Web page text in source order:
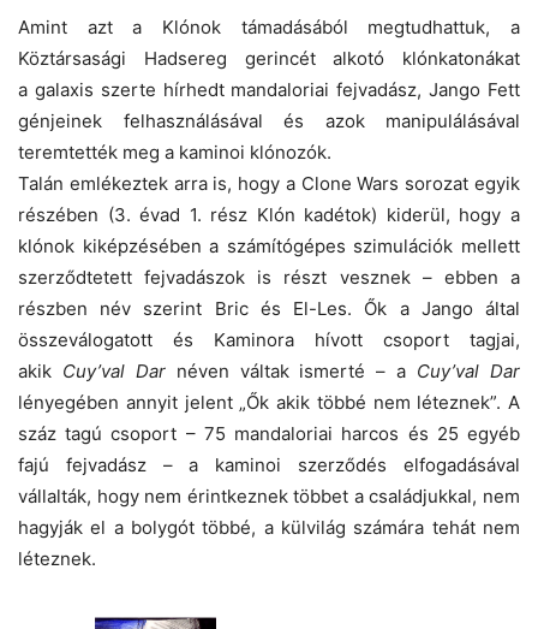
Amint azt a Klónok támadásából megtudhattuk, a
Köztársasági Hadsereg gerincét alkotó klónkatonákat
a galaxis szerte hírhedt mandaloriai fejvadász, Jango Fett
génjeinek felhasználásával és azok manipulálásával
teremtették meg a kaminoi klónozók.
Talán emlékeztek arra is, hogy a Clone Wars sorozat egyik
részében (3. évad 1. rész Klón kadétok) kiderül, hogy a
klónok kiképzésében a számítógépes szimulációk mellett
szerződtetett fejvadászok is részt vesznek – ebben a
részben név szerint Bric és El-Les. Ők a Jango által
összeválogatott és Kaminora hívott csoport tagjai,
akik Cuy’val Darnéven váltak ismerté – a Cuy’val Dar
lényegében annyit jelent „Ők akik többé nem léteznek”. A
száz tagú csoport – 75 mandaloriai harcos és 25 egyéb
fajú fejvadász – a kaminoi szerződés elfogadásával
vállalták, hogy nem érintkeznek többet a családjukkal, nem
hagyják el a bolygót többé, a külvilág számára tehát nem
léteznek.